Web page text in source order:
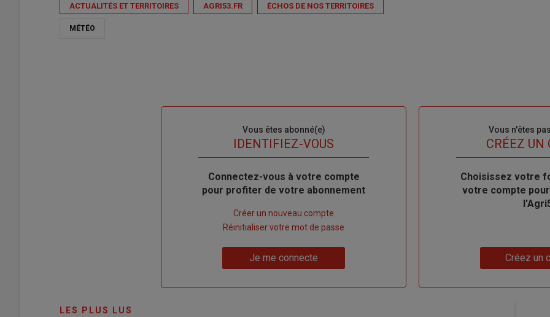
ACTUALITÉS ET TERRITOIRES AGRI53.FR ÉCHOS DE NOS TERRITOIRES
MÉTÉO
Vous êtes abonné(e)
IDENTIFIEZ-VOUS
Body
Connectez-vous à votre compte
pour profiter de votre abonnement
compte"
Créer un nouveau compte
Réinitialiser votre mot de passe
Je me connecte
Vous n'êtes
TITRECRÉEZ UN
Body
Choisissez votre
votre compte
Créez un
LES PLUS LUS